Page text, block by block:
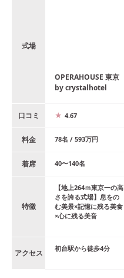
式場
OPERAHOUSE 東京
by crystalhotel
口コミ 4.67
料金 78名 / 593万円
着席 40〜140名
特徴
【地上264ｍ東京一の高
さを誇る式場】息をの
む美景×記憶に残る美食
×心に残る美音
アクセス 初台駅から徒歩4分